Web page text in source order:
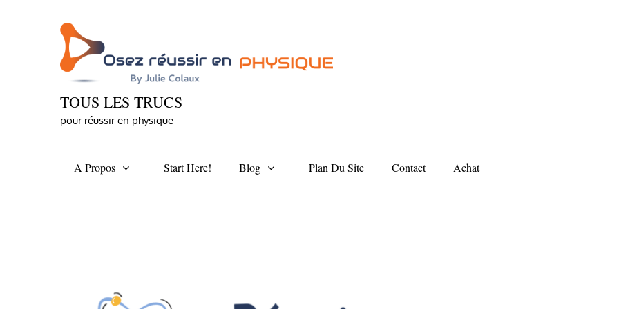
TOUS LES TRUCS
pour réussir en physique
A Propos Start Here! Blog Plan Du Site Contact Achat